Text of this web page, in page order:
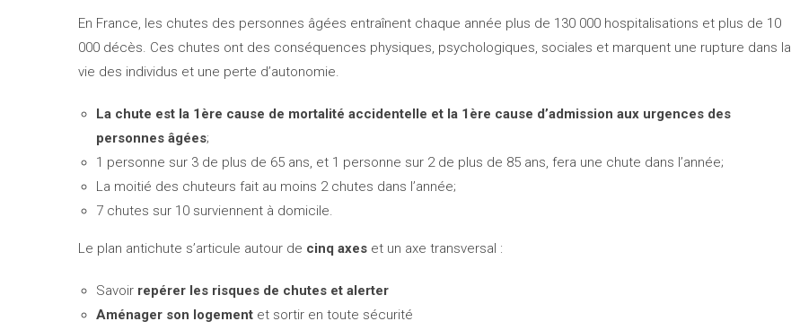
En France, les chutes des personnes âgées entraînent chaque année plus de 130 000 hospitalisations et plus de 10
000 décès. Ces chutes ont des conséquences physiques, psychologiques, sociales et marquent une rupture dans la
vie des individus et une perte d’autonomie.
La chute est la 1ère cause de mortalité accidentelle et la 1ère cause d’admission aux urgences des
personnes âgées;
1 personne sur 3 de plus de 65 ans, et 1 personne sur 2 de plus de 85 ans, fera une chute dans l’année;
La moitié des chuteurs fait au moins 2 chutes dans l’année;
7 chutes sur 10 surviennent à domicile.
Le plan antichute s’articule autour de cinq axes et un axe transversal :
Savoir repérer les risques de chutes et alerter
Aménager son logement et sortir en toute sécurité